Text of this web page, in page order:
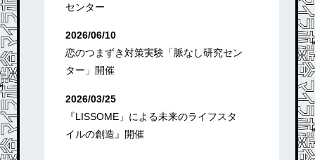
センター
2026/06/10
恋のつまずき対策実験「脈なし研究セン
ター」開催
2026/03/25
『LISSOME」による未来のライフスタ
イルの創造』開催